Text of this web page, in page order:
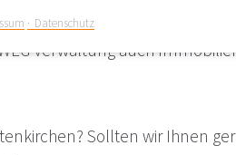
Ohlau und Schiernau, die
Verwaltung auch
Sollten wir Ihnen
Datenschutz